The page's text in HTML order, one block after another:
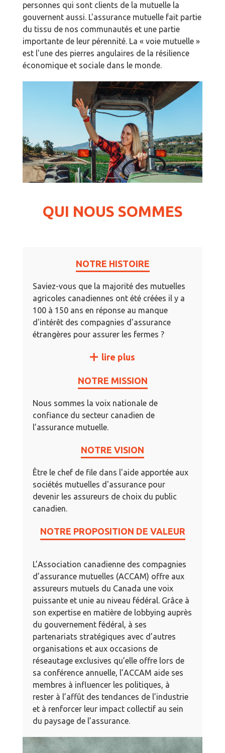
personnes qui sont clients de la mutuelle la
gouvernent aussi. L'assurance mutuelle fait partie
du tissu de nos communautés et une partie
importante de leur pérennité. La « voie mutuelle »
est l'une des pierres angulaires de la résilience
économique et sociale dans le monde.
QUI NOUS SOMMES
NOTRE HISTOIRE
Saviez-vous que la majorité des mutuelles
agricoles canadiennes ont été créées il y a
100 à 150 ans en réponse au manque
d'intérêt des compagnies d'assurance
étrangères pour assurer les fermes ?
lire plus
NOTRE MISSION
Nous sommes la voix nationale de
confiance du secteur canadien de
l’assurance mutuelle.
NOTRE VISION
Être le chef de file dans l'aide apportée aux
sociétés mutuelles d'assurance pour
devenir les assureurs de choix du public
canadien.
NOTRE PROPOSITION DE VALEUR
L’Association canadienne des compagnies
d’assurance mutuelles (ACCAM) offre aux
assureurs mutuels du Canada une voix
puissante et unie au niveau fédéral. Grâce à
son expertise en matière de lobbying auprès
du gouvernement fédéral, à ses
partenariats stratégiques avec d’autres
organisations et aux occasions de
réseautage exclusives qu’elle offre lors de
sa conférence annuelle, l’ACCAM aide ses
membres à influencer les politiques, à
rester à l’affût des tendances de l’industrie
et à renforcer leur impact collectif au sein
du paysage de l’assurance.